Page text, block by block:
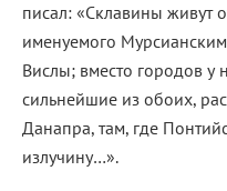
писал: «Склавины живут
именуемого
Вислы; вместо городов у
сильнейшие из обоих,
Данапра, там, где
излучину…».